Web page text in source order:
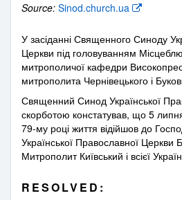
Source: Sinod.church.ua
У засіданні Священного Синоду
Церкви під головуванням
митрополичої кафедри
митрополита Чернівецького і
Священний Синод Української
скорботою констатував, що 5
79-му році життя відійшов до
Української Православної Церкви
Митрополит Київський і всієї
RESOLVED: